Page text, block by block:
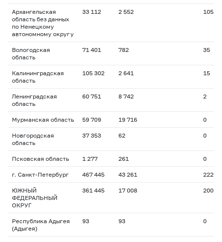
Архангельская
область без данных
по Ненецкому
автономному округу
33 112 2 552 105
Вологодская
область
71 401 782 35
Калининградская
область
105 302 2 641 15
Ленинградская
область
60 751 8 742 2
Мурманская область 59 709 19 716 0
Новгородская
область
37 353 62 0
Псковская область 1 277 261 0
г. Санкт-Петербург 467 445 43 261 222
ЮЖНЫЙ
ФЕДЕРАЛЬНЫЙ
ОКРУГ
361 445 17 008 200
Республика Адыгея
(Адыгея)
93 93 0